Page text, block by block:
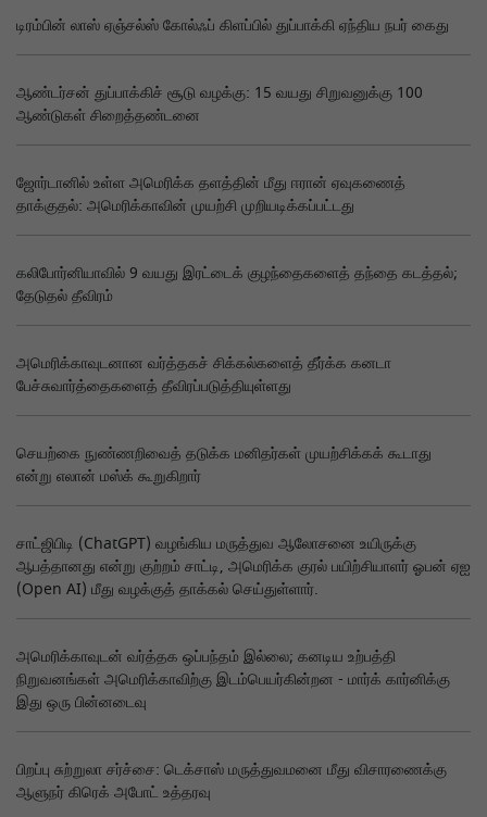
டிரம்பின் லாஸ் ஏஞ்சல்ஸ் கோல்ஃப் கிளப்பில் துப்பாக்கி ஏந்திய நபர் கைது
ஆண்டர்சன் துப்பாக்கிச் சூடு வழக்கு: 15 வயது சிறுவனுக்கு 100
ஆண்டுகள் சிறைத்தண்டனை
ஜோர்டானில் உள்ள அமெரிக்க தளத்தின் மீது ஈரான் ஏவுகணைத்
தாக்குதல்: அமெரிக்காவின் முயற்சி முறியடிக்கப்பட்டது
கலிபோர்னியாவில் 9 வயது இரட்டைக் குழந்தைகளைத் தந்தை கடத்தல்;
தேடுதல் தீவிரம்
அமெரிக்காவுடனான வர்த்தகச் சிக்கல்களைத் தீர்க்க கனடா
பேச்சுவார்த்தைகளைத் தீவிரப்படுத்தியுள்ளது
செயற்கை நுண்ணறிவைத் தடுக்க மனிதர்கள் முயற்சிக்கக் கூடாது
என்று எலான் மஸ்க் கூறுகிறார்
சாட்ஜிபிடி (ChatGPT) வழங்கிய மருத்துவ ஆலோசனை உயிருக்கு
ஆபத்தானது என்று குற்றம் சாட்டி, அமெரிக்க குரல் பயிற்சியாளர் ஓபன் ஏஐ
(Open AI) மீது வழக்குத் தாக்கல் செய்துள்ளார்.
அமெரிக்காவுடன் வர்த்தக ஒப்பந்தம் இல்லை; கனடிய உற்பத்தி
நிறுவனங்கள் அமெரிக்காவிற்கு இடம்பெயர்கின்றன - மார்க் கார்னிக்கு
இது ஒரு பின்னடைவு
பிறப்பு சுற்றுலா சர்ச்சை: டெக்சாஸ் மருத்துவமனை மீது விசாரணைக்கு
ஆளுநர் கிரெக் அபோட் உத்தரவு